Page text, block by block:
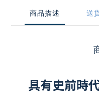
商品描述 送
具有史前時